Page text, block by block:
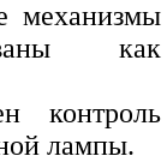
механизмы
как
контроль
лампы.